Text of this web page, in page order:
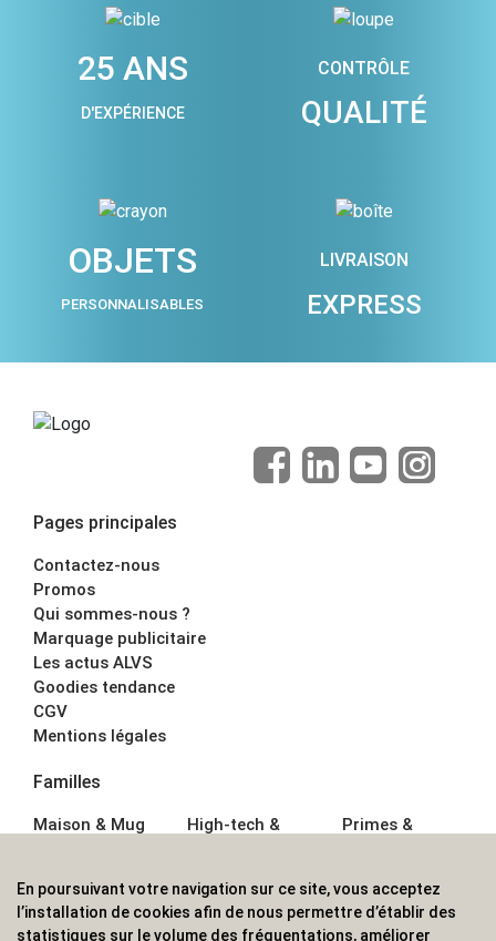
25 ANS
D'EXPÉRIENCE
CONTRÔLE
QUALITÉ
OBJETS
PERSONNALISABLES
LIVRAISON
EXPRESS
Pages principales
Contactez-nous
Promos
Qui sommes-nous ?
Marquage publicitaire
Les actus ALVS
Goodies tendance
CGV
Mentions légales
Familles
Maison & Mug
Écriture
Bagagerie sacs
High-tech &
Sport &
Outdoor
Primes &
Boisson
Textile &
En poursuivant votre navigation sur ce site, vous acceptez
l’installation de cookies afin de nous permettre d’établir des
statistiques sur le volume des fréquentations, améliorer